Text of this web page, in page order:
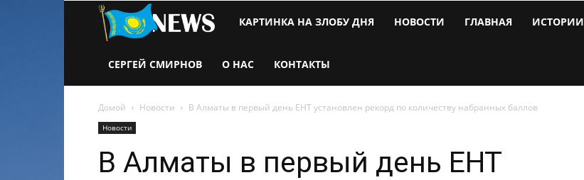
Новости
Казахстана
КАРТИНКА НА ЗЛОБУ ДНЯ НОВОСТИ ГЛАВНАЯ ИСТОРИИ
СЕРГЕЙ СМИРНОВ О НАС КОНТАКТЫ
Домой Новости В Алматы в первый день ЕНТ установлен рекорд по количеству набранных баллов
Новости
В Алматы в первый день ЕНТ